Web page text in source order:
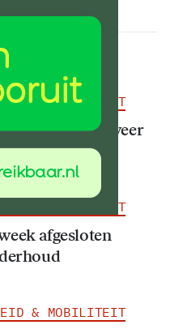
& MOBILITEIT
rijden er weer
& MOBILITEIT
afgesloten
& MOBILITEIT